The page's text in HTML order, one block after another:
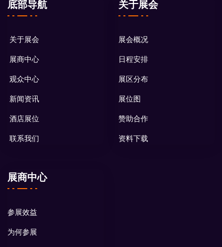
底部导航
关于展会
展商中心
观众中心
新闻资讯
酒店展位
联系我们
关于展会
展会概况
日程安排
展区分布
展位图
赞助合作
资料下载
展商中心
参展效益
为何参展